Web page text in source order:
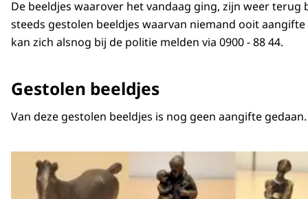
De beeldjes waarover het vandaag ging, zijn weer
steeds gestolen beeldjes waarvan niemand ooit
kan zich alsnog bij de politie melden via 0900 - 88 44.
Gestolen beeldjes
Van deze gestolen beeldjes is nog geen aangifte gedaan.